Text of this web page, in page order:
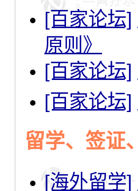
[百家论坛]
原则》
[百家论坛]
[百家论坛]
留学、签证
[海外留学]